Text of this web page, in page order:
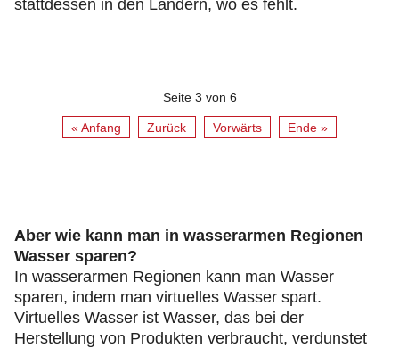
stattdessen in den Ländern, wo es fehlt.
Seite 3 von 6
« Anfang Zurück Vorwärts Ende »
Aber wie kann man in wasserarmen Regionen
Wasser sparen?
In wasserarmen Regionen kann man Wasser
sparen, indem man virtuelles Wasser spart.
Virtuelles Wasser ist Wasser, das bei der
Herstellung von Produkten verbraucht, verdunstet